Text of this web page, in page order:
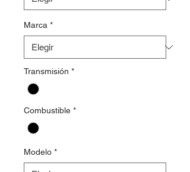
Marca *
Transmisión *
Combustible *
Modelo *